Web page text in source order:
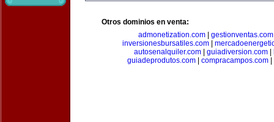
Otros dominios en venta:
admonetization.com| gestionventas.com
inversionesbursatiles.com|
autosenalquiler.com| guiadiversion.com|
guiadeprodutos.com| compracampos.com|